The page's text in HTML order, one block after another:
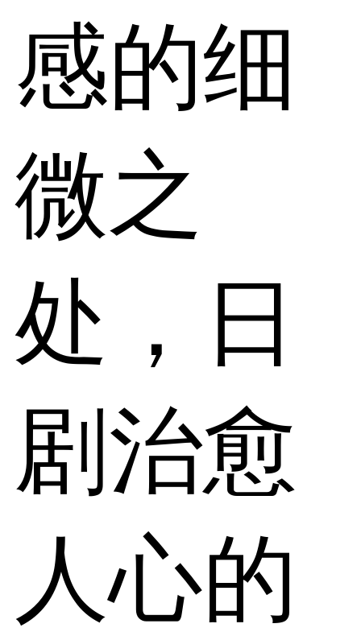
感的细
微之
处，日
剧治愈
人心的